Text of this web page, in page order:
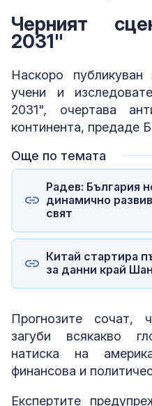
Черният
2031"
Наскоро
учени и
2031", очертава
континента, предаде
Още по темата
Радев: България
динамично
свят
Китай стартира
за данни край
Прогнозите сочат,
загуби всякакво
натиска на
финансова и
Експертите